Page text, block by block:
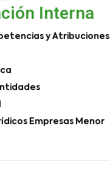
Interna
y Atribuciones
Empresas Menor